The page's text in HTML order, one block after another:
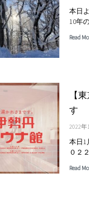
本日
10年
Read
【
す
2022年
本日1
０２
Read